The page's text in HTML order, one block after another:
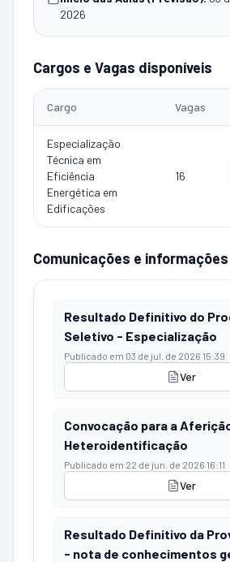
2026
Cargos e Vagas disponíveis
Cargo Vagas
Especialização
Técnica em
Eficiência
Energética em
Edificações
16
Comunicações e informações
Resultado Definitivo do
Seletivo - Especialização
Publicado em 03 de jul. de 2026 15:39
Ver
Convocação para a
Heteroidentificação
Publicado em 22 de jun. de 2026 16:11
Ver
Resultado Definitivo da
- nota de conhecimentos